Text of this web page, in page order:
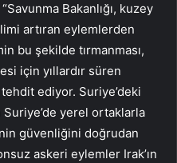
Bakanlığı, kuzey
artıran eylemlerden
bu şekilde tırmanması,
için yıllardır süren
ediyor. Suriye’deki
yerel ortaklarla
güvenliğini doğrudan
askeri eylemler Irak’ın